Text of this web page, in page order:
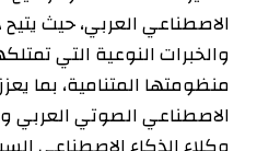
الاصطناعي العربي، حيث
منظومتها المتنامية، بما
الاصطناعي الصوتي العربي